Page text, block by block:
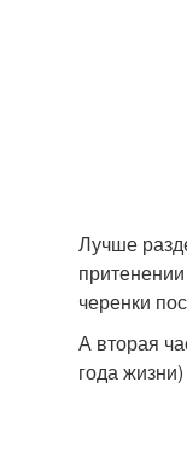
Лучше
черенки
А вторая
года